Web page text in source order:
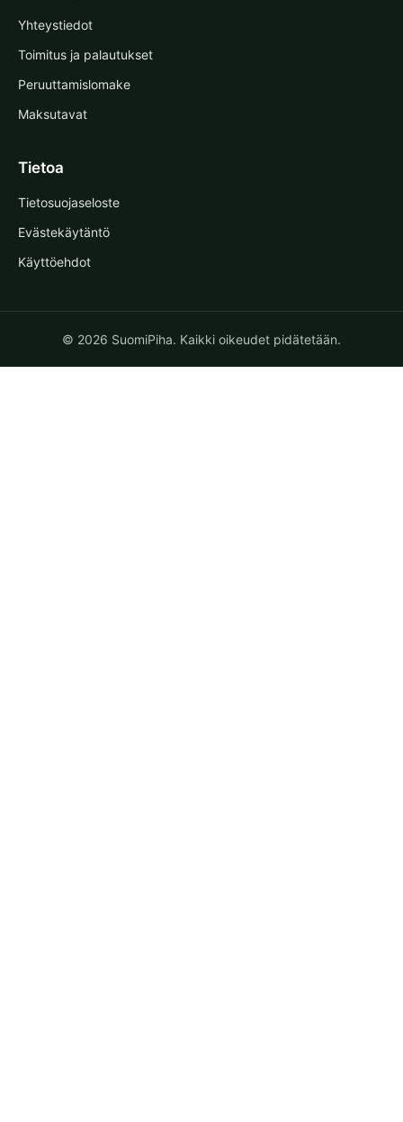
Yhteystiedot
Toimitus ja palautukset
Peruuttamislomake
Maksutavat
Tietoa
Tietosuojaseloste
Evästekäytäntö
Käyttöehdot
© 2026 SuomiPiha. Kaikki oikeudet pidätetään.